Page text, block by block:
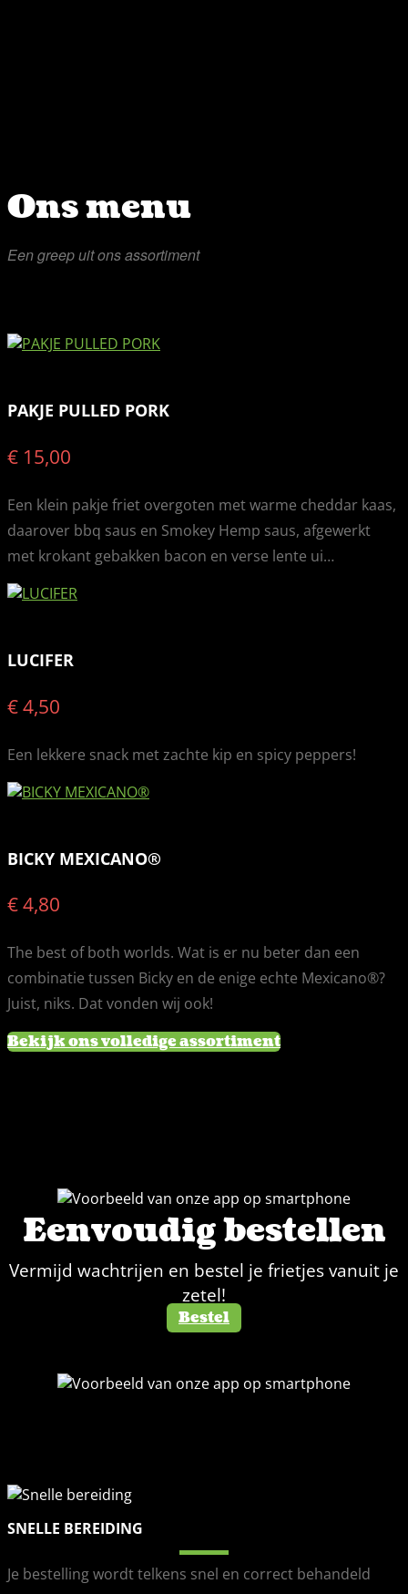
Ons menu
Een greep uit ons assortiment
PAKJE PULLED PORK
€ 15,00
Een klein pakje friet overgoten met warme cheddar kaas,
daarover bbq saus en Smokey Hemp saus, afgewerkt
met krokant gebakken bacon en verse lente ui…
LUCIFER
€ 4,50
Een lekkere snack met zachte kip en spicy peppers!
BICKY MEXICANO®
€ 4,80
The best of both worlds. Wat is er nu beter dan een
combinatie tussen Bicky en de enige echte Mexicano®?
Juist, niks. Dat vonden wij ook!
Bekijk ons volledige assortiment
Eenvoudig bestellen
Vermijd wachtrijen en bestel je frietjes vanuit je
zetel!
Bestel
SNELLE BEREIDING
Je bestelling wordt telkens snel en correct behandeld